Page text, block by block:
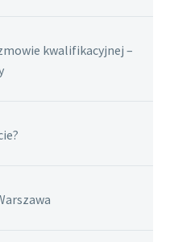
kwalifikacyjnej –